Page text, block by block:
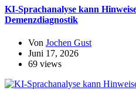
KI-Sprachanalyse kann
Demenzdiagnostik
Von Jochen Gust
Juni 17, 2026
69 views